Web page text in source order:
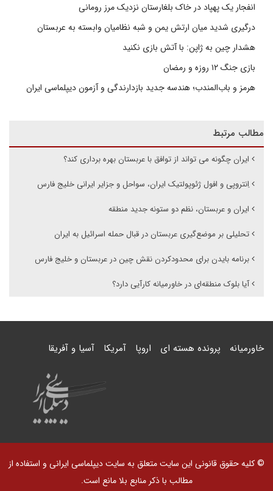
انفجار یک پهپاد در خاک بلغارستان نزدیک مرز رومانی
درگیری شدید میان ارتش یمن و شبه نظامیان وابسته به عربستان
هشدار چین به ژاپن: با آتش بازی نکنید
بازی جنگ ۱۲ روزه و رمضان
هرمز و باب‌المندب؛ هندسه جدید بازدارندگی و آزمون دیپلماسی ایران
مطالب مرتبط
ایران چگونه می تواند از توافق با عربستان بهره برداری کند؟
اِنتروپی و افول ژئوپولتیک ایران، سواحل و جزایر ایرانی خلیج فارس
ایران و عربستان، نظم دو ستونه جدید منطقه
تحلیلی بر موضع‌گیری عربستان در قبال حمله اسرائیل به ایران
برنامه بایدن برای محدودکردن نقش چین در عربستان و خلیج فارس
آیا بلوک منطقه‌ای در خاورمیانه کارآیی دارد؟
خاورمیانه پرونده هسته ای اروپا آمریکا آسیا و آفریقا
© کلیه حقوق قانونی این سایت متعلق به سایت دیپلماسی ایرانی و استفاده از
مطالب با ذکر منابع بلا مانع است.